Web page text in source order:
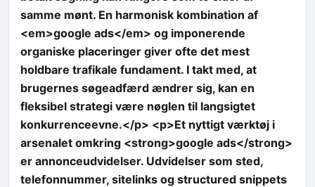
samme mønt. En harmonisk kombination af
<em>google ads</em> og imponerende
organiske placeringer giver ofte det mest
holdbare trafikale fundament. I takt med, at
brugernes søgeadfærd ændrer sig, kan en
fleksibel strategi være nøglen til langsigtet
konkurrenceevne.</p> <p>Et nyttigt værktøj i
arsenalet omkring <strong>google ads</strong>
er annonceudvidelser. Udvidelser som sted,
telefonnummer, sitelinks og structured snippets